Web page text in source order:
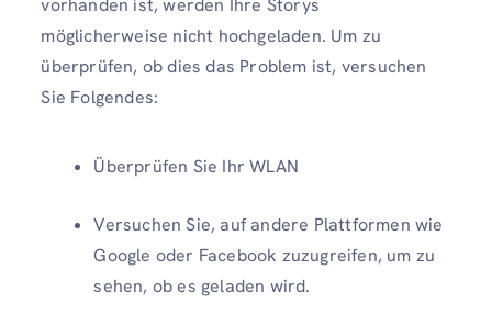
möglicherweise nicht hochgeladen. Um zu
überprüfen, ob dies das Problem ist, versuchen
Sie Folgendes:
Überprüfen Sie Ihr WLAN
Versuchen Sie, auf andere Plattformen wie
Google oder Facebook zuzugreifen, um zu
sehen, ob es geladen wird.